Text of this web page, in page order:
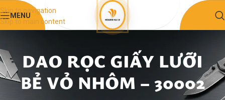
Skip to navigation
Skip to main content
MENU
DAO RỌC GIẤY LƯỠI
BẺ VỎ NHÔM – 30002